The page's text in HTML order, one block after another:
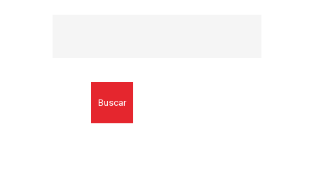
Buscar